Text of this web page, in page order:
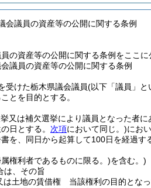
会議員の資産等の公開に関する条例
の資産等の公開に関する条例をここに
議員の資産等の公開に関する条例
受けた栃木県議会議員(以下「議員」と
とを目的とする。
又は補欠選挙により議員となった者
日とする。 次項において同じ。)にお
を、同日から起算して100日を経過す
権利者であるものに限る。)を含む。)
は、その旨
は土地の賃借権 当該権利の目的とな